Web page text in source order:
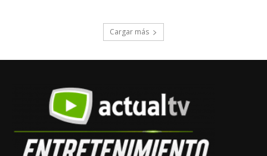
Cargar más